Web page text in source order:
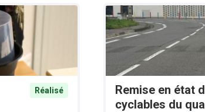
Réalisé
Remise en état
cyclables du